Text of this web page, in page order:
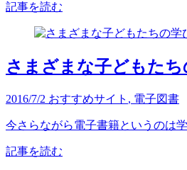
記事を読む
さまざまな子どもた
2016/7/2 おすすめサイト , 電子図書
今さらながら電子書籍というのは
記事を読む